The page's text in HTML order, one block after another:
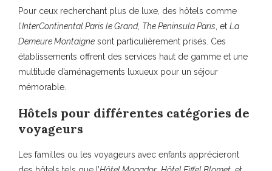
Pour ceux recherchant plus de luxe, des hôtels comme
l’InterContinental Paris le Grand, The Peninsula Paris , et La
Demeure Montaigne sont particulièrement prisés. Ces
établissements offrent des services haut de gamme et une
multitude d’aménagements luxueux pour un séjour
mémorable.
Hôtels pour différentes catégories de
voyageurs
Les familles ou les voyageurs avec enfants apprécieront